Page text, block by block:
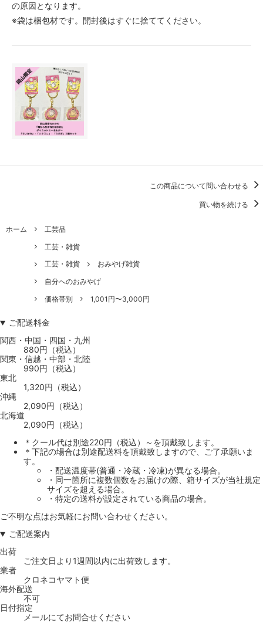
の原因となります。
※袋は梱包材です。開封後はすぐに捨ててください。
この商品について問い合わせる
買い物を続ける
ホーム
工芸品
工芸・雑貨
工芸・雑貨
おみやげ雑貨
自分へのおみやげ
価格帯別
1,001円〜3,000円
ご配送料金
関西・中国・四国・九州
880円（税込）
関東・信越・中部・北陸
990円（税込）
東北
1,320円（税込）
沖縄
2,090円（税込）
北海道
2,090円（税込）
＊クール代は別途220円（税込）～を頂戴致します。
＊下記の場合は別途配送料を頂戴致しますので、ご了承願いま
す。
・配送温度帯(普通・冷蔵・冷凍)が異なる場合。
・同一箇所に複数個数をお届けの際、箱サイズが当社規定
サイズを超える場合。
・特定の送料が設定されている商品の場合。
ご不明な点はお気軽にお問い合わせください。
ご配送案内
出荷
ご注文日より1週間以内に出荷致します。
業者
クロネコヤマト便
海外配送
不可
日付指定
メールにてお問合せください